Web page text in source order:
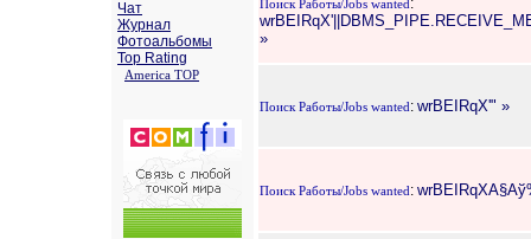
Чат
Журнал
Фотоальбомы
Top Rating
America TOP
Поиск Работы/Jobs wanted :
»
Поиск Работы/Jobs wanted : wrBEIRqX'" »
Поиск Работы/Jobs wanted :